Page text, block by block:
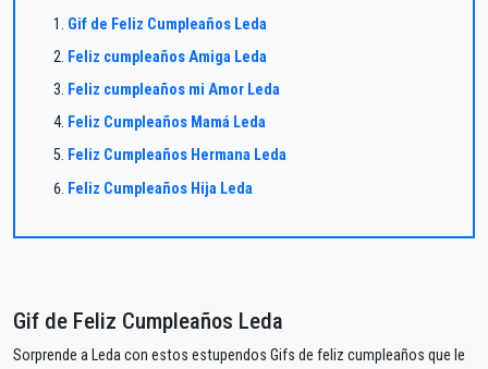
Gif de Feliz Cumpleaños Leda
Feliz cumpleaños Amiga Leda
Feliz cumpleaños mi Amor Leda
Feliz Cumpleaños Mamá Leda
Feliz Cumpleaños Hermana Leda
Feliz Cumpleaños Hija Leda
Gif de Feliz Cumpleaños Leda
Sorprende a Leda con estos estupendos Gifs de feliz cumpleaños que le